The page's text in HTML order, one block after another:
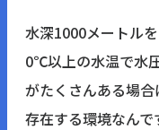
水深1000メートル
0℃以上の水温で水
がたくさんある場
存在する環境なんで